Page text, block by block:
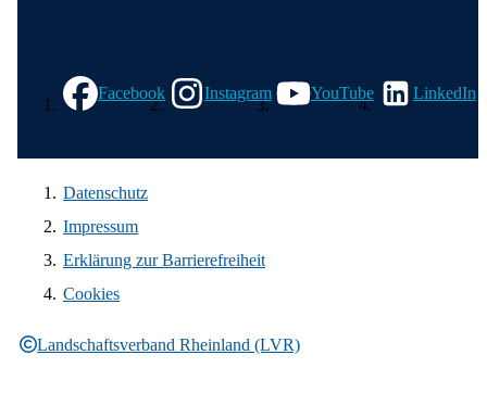
Facebook
Instagram YouTube LinkedIn
Landschaftsverband Rheinland (LVR)
Datenschutz
Impressum
Erklärung zur Barrierefreiheit
Cookies